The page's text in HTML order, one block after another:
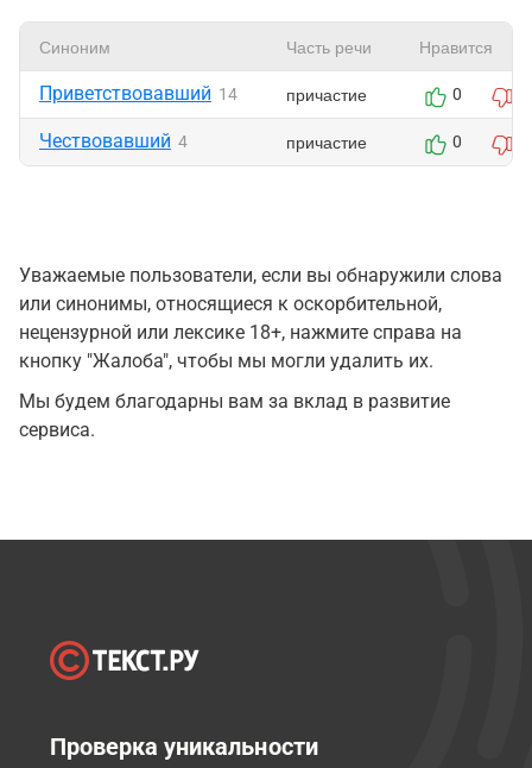
Синоним Часть речи Нравится
Приветствовавший 14 причастие 0
Чествовавший 4 причастие 0
Уважаемые пользователи, если вы обнаружили слова
или синонимы, относящиеся к оскорбительной,
нецензурной или лексике 18+, нажмите справа на
кнопку "Жалоба", чтобы мы могли удалить их.
Мы будем благодарны вам за вклад в развитие
сервиса.
Проверка уникальности